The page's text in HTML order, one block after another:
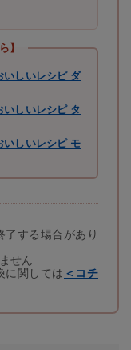
】
いしいレシピ ダ
しいレシピ タ
いしいレシピ モ
する場合があり
せん
に関しては ＜コチ